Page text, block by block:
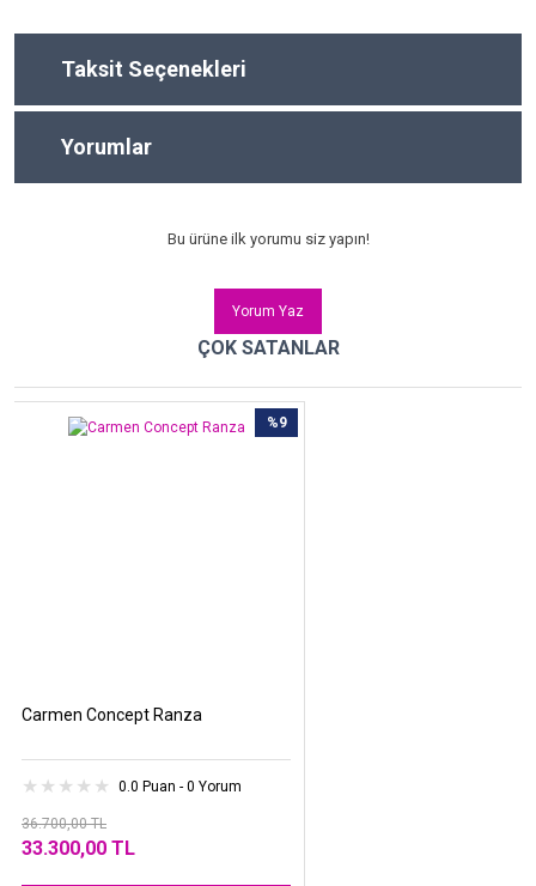
Taksit Seçenekleri
Yorumlar
Bu ürüne ilk yorumu siz yapın!
Yorum Yaz
ÇOK SATANLAR
%9
Carmen Concept Ranza
0.0 Puan - 0 Yorum
36.700,00 TL
33.300,00 TL